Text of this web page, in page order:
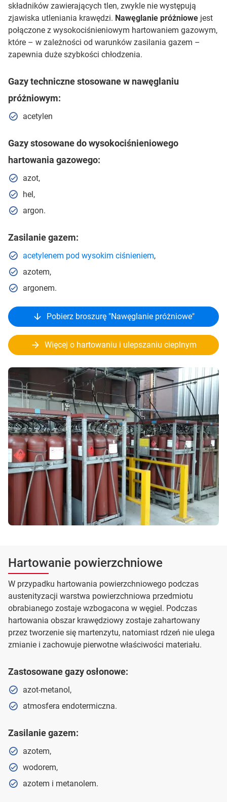
składników zawierających tlen, zwykle nie występują
zjawiska utleniania krawędzi. Nawęglanie próżniowe jest
połączone z wysokociśnieniowym hartowaniem gazowym,
które – w zależności od warunków zasilania gazem –
zapewnia duże szybkości chłodzenia.
Gazy techniczne stosowane w nawęglaniu
próżniowym:
acetylen
Gazy stosowane do wysokociśnieniowego
hartowania gazowego:
azot,
hel,
argon.
Zasilanie gazem:
acetylenem pod wysokim ciśnieniem,
azotem,
argonem.
Pobierz broszurę "Nawęglanie próżniowe"
Więcej o hartowaniu i ulepszaniu cieplnym
Hartowanie powierzchniowe
W przypadku hartowania powierzchniowego podczas
austenityzacji warstwa powierzchniowa przedmiotu
obrabianego zostaje wzbogacona w węgiel. Podczas
hartowania obszar krawędziowy zostaje zahartowany
przez tworzenie się martenzytu, natomiast rdzeń nie ulega
zmianie i zachowuje pierwotne właściwości materiału.
Zastosowane gazy osłonowe:
azot-metanol,
atmosfera endotermiczna.
Zasilanie gazem:
azotem,
wodorem,
azotem i metanolem.